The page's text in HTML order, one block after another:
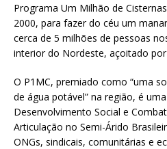
Programa Um Milhão de
2000, para fazer do céu um
cerca de 5 milhões de pessoas
interior do Nordeste, açoitado
O P1MC, premiado como “uma
de água potável” na região, é
Desenvolvimento Social e
Articulação no Semi-Árido
ONGs, sindicais, comunitárias e